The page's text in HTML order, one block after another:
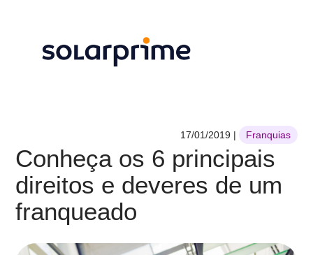
Conheça os 6 principais
direitos e deveres de um
franqueado
17/01/2019 | Franquias